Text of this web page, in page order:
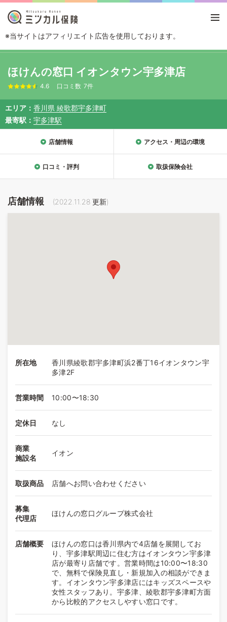
※当サイトはアフィリエイト広告を使用しております。
綾歌郡宇多津町 ほけんの窓口 イオンタ
ほけんの窓口 イオンタウン宇多津店
4.6 口コミ数 7件
エリア
香川県 綾歌郡宇多津町
最寄駅
宇多津駅
店舗情報 アクセス・周辺の環境
口コミ・評判 取扱保険会社
店舗情報 (2022.11.28 更新)
所在地
香川県綾歌郡宇多津町浜2番丁16イオンタウン宇
多津2F
営業時間 10:00〜18:30
定休日 なし
商業
施設名
イオン
取扱商品 店舗へお問い合わせください
募集
代理店
ほけんの窓口グループ株式会社
店舗概要
ほけんの窓口は香川県内で4店舗を展開してお
り、宇多津駅周辺に住む方はイオンタウン宇多津
店が最寄り店舗です。営業時間は10:00〜18:30
で、無料で保険見直し・新規加入の相談ができま
す。イオンタウン宇多津店にはキッズスペースや
女性スタッフあり。宇多津、綾歌郡宇多津町方面
から比較的アクセスしやすい窓口です。